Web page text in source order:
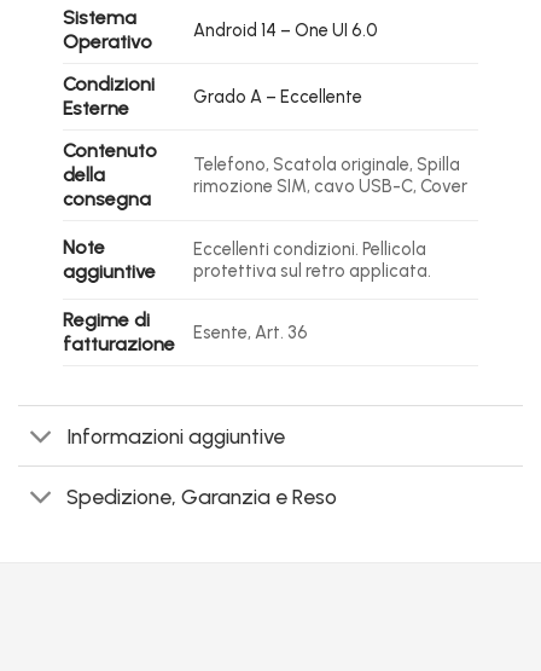
Sistema
Operativo
Android 14 – One UI 6.0
Condizioni
Esterne
Grado A – Eccellente
Contenuto
della
consegna
Telefono, Scatola originale, Spilla
rimozione SIM, cavo USB-C, Cover
Note
aggiuntive
Eccellenti condizioni. Pellicola
protettiva sul retro applicata.
Regime di
fatturazione
Esente, Art. 36
Informazioni aggiuntive
Spedizione, Garanzia e Reso